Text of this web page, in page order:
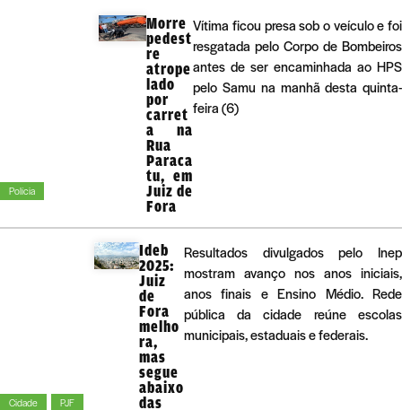
Polícia
Morre
pedest
re
atrope
lado
por
carret
a na
Rua
Paraca
tu, em
Juiz de
Fora
Vítima ficou presa sob o veículo e foi
resgatada pelo Corpo de Bombeiros
antes de ser encaminhada ao HPS
pelo Samu na manhã desta quinta-
feira (6)
Cidade PJF
Ideb
2025:
Juiz
de
Fora
melho
ra,
mas
segue
abaixo
das
Resultados divulgados pelo Inep
mostram avanço nos anos iniciais,
anos finais e Ensino Médio. Rede
pública da cidade reúne escolas
municipais, estaduais e federais.